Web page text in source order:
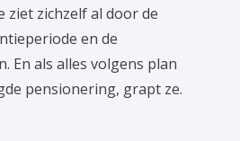
ziet zichzelf al door de
en de
En als alles volgens plan
pensionering, grapt ze.